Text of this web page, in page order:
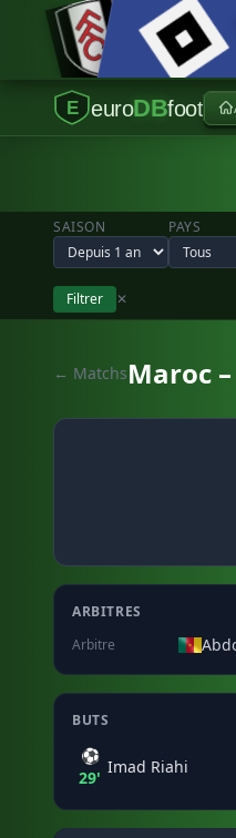
E euroDBfoot
SAISON PAYS
Filtrer ✕
← MatchsMaroc
ARBITRES
Arbitre
BUTS
⚽
29'
Imad Riahi